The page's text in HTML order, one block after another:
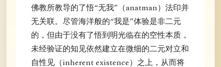
佛教所教导的了悟“无我”（anatman）法印并
无关联。尽管海洋般的“我是”体验是非二元
的，但由于没有了悟到明光临在的空性本质，
未经验证的知见依然建立在微细的二元对立和
自性见（inherent existence）之上，从而将